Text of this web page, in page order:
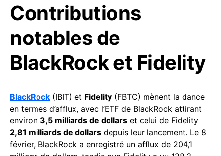
Contributions
notables de
BlackRock et Fidelity
BlackRock (IBIT) et Fidelity (FBTC) mènent la dance
en termes d’afflux, avec l’ETF de BlackRock attirant
environ 3,5 milliards de dollars et celui de Fidelity
2,81 milliards de dollars depuis leur lancement. Le 8
février, BlackRock a enregistré un afflux de 204,1